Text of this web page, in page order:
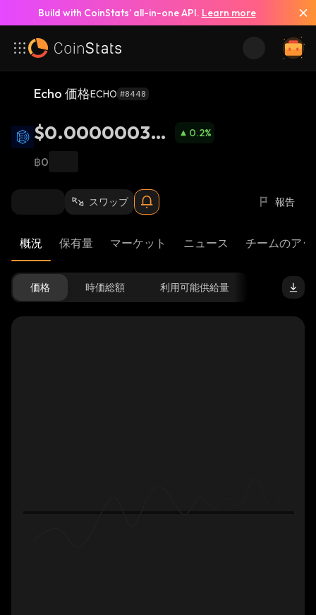
Build with CoinStats’ all-in-one API. Learn more
Echo 価格ECHO #8448
$0.000000372
9
0.2%
฿0
スワップ 報告
概況 保有量 マーケット ニュース チームのア
価格 時価総額 利用可能供給量